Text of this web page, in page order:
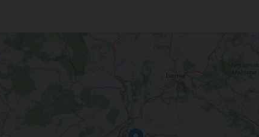
- FORANIA DI CAPRIATI A VOLTURNO - Processione dal Santuario di